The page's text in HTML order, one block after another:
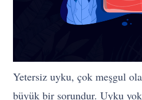
Yetersiz uyku, çok meşgul
büyük bir sorundur. Uyku